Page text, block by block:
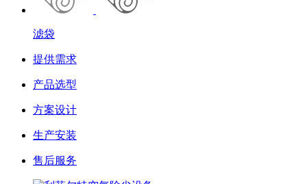
滤袋
提供需求
产品选型
方案设计
生产安装
售后服务